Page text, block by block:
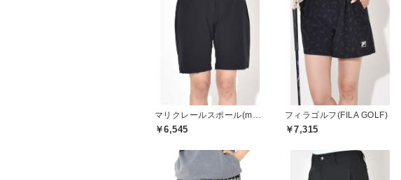
￥6,545
フィラゴルフ(FILA GOLF)
￥7,315